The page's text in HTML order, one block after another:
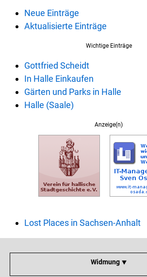
Neue Einträge
Aktualisierte Einträge
Wichtige Einträge
Gottfried Scheidt
In Halle Einkaufen
Gärten und Parks in Halle
Halle (Saale)
Anzeige(n)
Lost Places in Sachsen-Anhalt
Widmung ⯆